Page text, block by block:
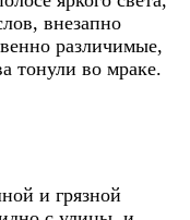
внезапно
различимые,
тонули во мраке.
и грязной